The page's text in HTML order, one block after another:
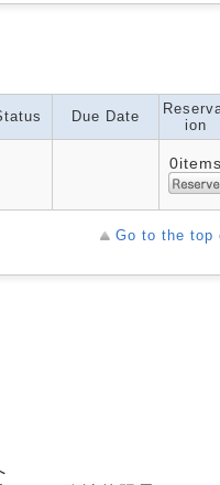
Due Date
ion
0items
Go to the top